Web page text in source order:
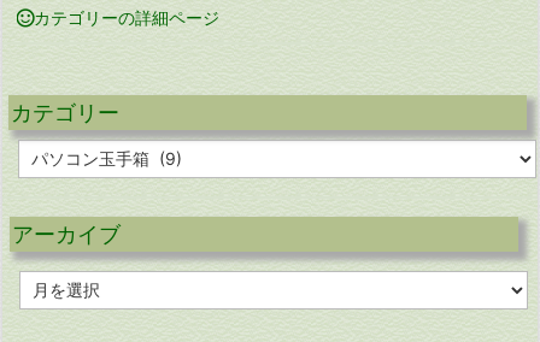
カテゴリーの詳細ページ
カテゴリー
テ
リ
ー
アーカイブ
ア
ー